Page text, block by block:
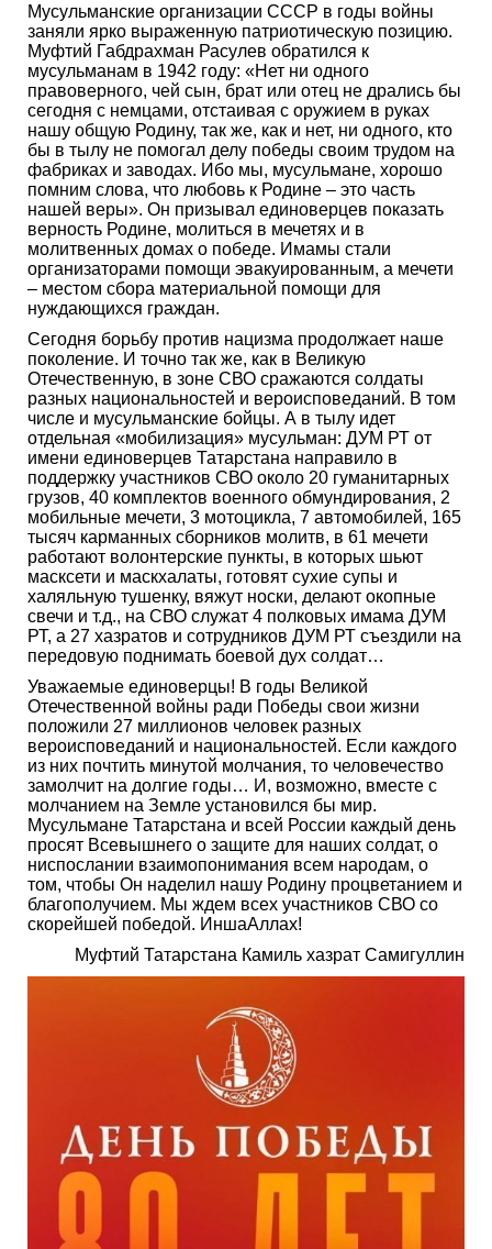
Мусульманские организации СССР в годы войны
заняли ярко выраженную патриотическую позицию.
Муфтий Габдрахман Расулев обратился к
мусульманам в 1942 году: «Нет ни одного
правоверного, чей сын, брат или отец не дрались бы
сегодня с немцами, отстаивая с оружием в руках
нашу общую Родину, так же, как и нет, ни одного, кто
бы в тылу не помогал делу победы своим трудом на
фабриках и заводах. Ибо мы, мусульмане, хорошо
помним слова, что любовь к Родине – это часть
нашей веры». Он призывал единоверцев показать
верность Родине, молиться в мечетях и в
молитвенных домах о победе. Имамы стали
организаторами помощи эвакуированным, а мечети
– местом сбора материальной помощи для
нуждающихся граждан.
Сегодня борьбу против нацизма продолжает наше
поколение. И точно так же, как в Великую
Отечественную, в зоне СВО сражаются солдаты
разных национальностей и вероисповеданий. В том
числе и мусульманские бойцы. А в тылу идет
отдельная «мобилизация» мусульман: ДУМ РТ от
имени единоверцев Татарстана направило в
поддержку участников СВО около 20 гуманитарных
грузов, 40 комплектов военного обмундирования, 2
мобильные мечети, 3 мотоцикла, 7 автомобилей, 165
тысяч карманных сборников молитв, в 61 мечети
работают волонтерские пункты, в которых шьют
масксети и маскхалаты, готовят сухие супы и
халяльную тушенку, вяжут носки, делают окопные
свечи и т.д., на СВО служат 4 полковых имама ДУМ
РТ, а 27 хазратов и сотрудников ДУМ РТ съездили на
передовую поднимать боевой дух солдат…
Уважаемые единоверцы! В годы Великой
Отечественной войны ради Победы свои жизни
положили 27 миллионов человек разных
вероисповеданий и национальностей. Если каждого
из них почтить минутой молчания, то человечество
замолчит на долгие годы… И, возможно, вместе с
молчанием на Земле установился бы мир.
Мусульмане Татарстана и всей России каждый день
просят Всевышнего о защите для наших солдат, о
ниспослании взаимопонимания всем народам, о
том, чтобы Он наделил нашу Родину процветанием и
благополучием. Мы ждем всех участников СВО со
скорейшей победой. ИншаАллах!
Муфтий Татарстана Камиль хазрат Самигуллин